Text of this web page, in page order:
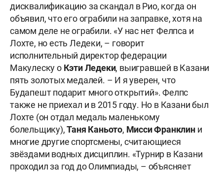
дисквалификацию за скандал в Рио, когда он
объявил, что его ограбили на заправке, хотя на
самом деле не ограбили. «У нас нет Фелпса и
Лохте, но есть Ледеки, – говорит
исполнительный директор федерации
Макулеску о Кэти Ледеки, выигравшей в Казани
пять золотых медалей. – И я уверен, что
Будапешт подарит много открытий». Фелпс
также не приехал и в 2015 году. Но в Казани был
Лохте (он отдал медаль маленькому
болельщику),Таня Каньото, Мисси Франклини
многие другие спортсмены, считающиеся
звёздами водных дисциплин. «Турнир в Казани
проходил за год до Олимпиады, – объясняет